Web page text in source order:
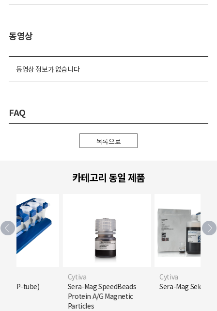
동영상
동영상 정보가 없습니다
FAQ
목록으로
카테고리 동일 제품
6 (EP-tube)
Cytiva
Sera-Mag SpeedBeads
Protein A/G Magnetic
Particles
Cytiva
Sera-Mag Select